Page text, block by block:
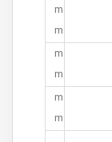
m
m
m
m
m
m